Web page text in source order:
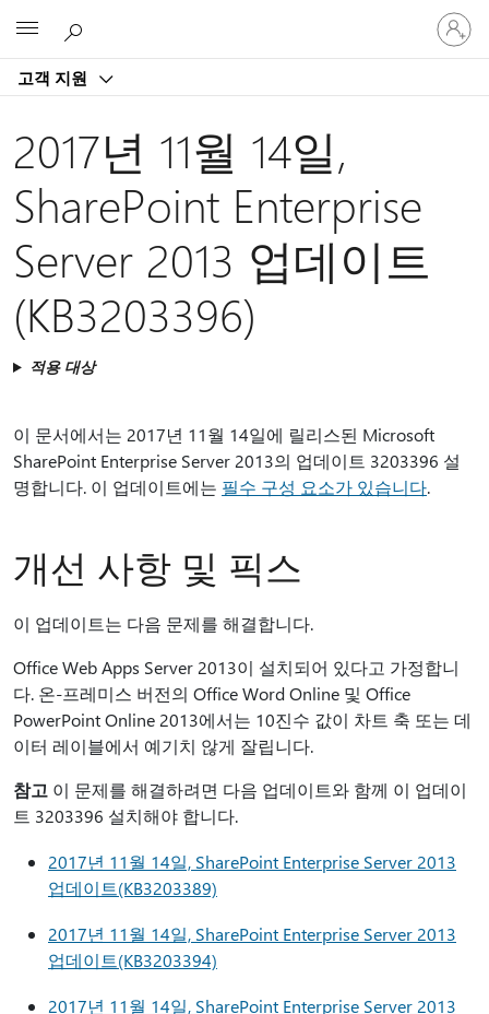
고객 지원
귀
하
계
2017년 11월 14일,
SharePoint Enterprise
Server 2013 업데이트
(KB3203396)
적용 대상
이 문서에서는 2017년 11월 14일에 릴리스된 Microsoft
SharePoint Enterprise Server 2013의 업데이트 3203396 설
명합니다. 이 업데이트에는 필수 구성 요소가 있습니다.
개선 사항 및 픽스
이 업데이트는 다음 문제를 해결합니다.
Office Web Apps Server 2013이 설치되어 있다고 가정합니
다. 온-프레미스 버전의 Office Word Online 및 Office
PowerPoint Online 2013에서는 10진수 값이 차트 축 또는 데
이터 레이블에서 예기치 않게 잘립니다.
참고 이 문제를 해결하려면 다음 업데이트와 함께 이 업데이
트 3203396 설치해야 합니다.
2017년 11월 14일, SharePoint Enterprise Server 2013
업데이트(KB3203389)
2017년 11월 14일, SharePoint Enterprise Server 2013
업데이트(KB3203394)
2017년 11월 14일, SharePoint Enterprise Server 2013